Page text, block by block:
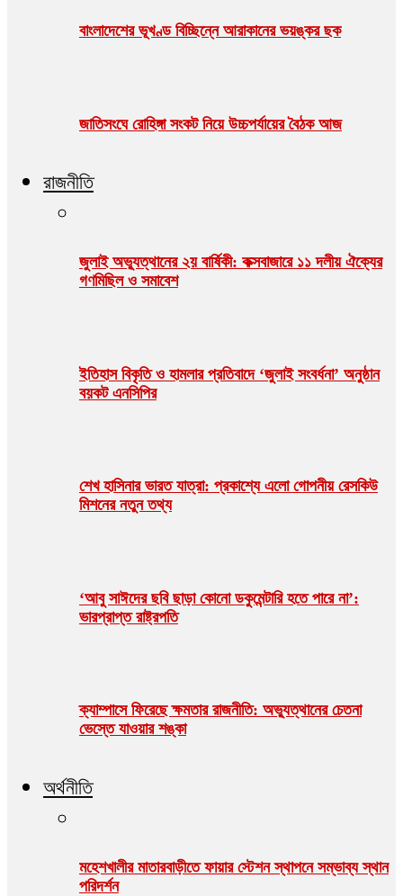
বাংলাদেশের ভূখণ্ড বিচ্ছিন্নে আরাকানের ভয়ঙ্কর ছক
জাতিসংঘে রোহিঙ্গা সংকট নিয়ে উচ্চপর্যায়ের বৈঠক আজ
রাজনীতি
জুলাই অভ্যুত্থানের ২য় বার্ষিকী: কক্সবাজারে ১১ দলীয় ঐক্যের
গণমিছিল ও সমাবেশ
ইতিহাস বিকৃতি ও হামলার প্রতিবাদে ‘জুলাই সংবর্ধনা’ অনুষ্ঠান
বয়কট এনসিপির
শেখ হাসিনার ভারত যাত্রা: প্রকাশ্যে এলো গোপনীয় রেসকিউ
মিশনের নতুন তথ্য
‘আবু সাঈদের ছবি ছাড়া কোনো ডকুমেন্টারি হতে পারে না’:
ভারপ্রাপ্ত রাষ্ট্রপতি
ক্যাম্পাসে ফিরেছে ক্ষমতার রাজনীতি: অভ্যুত্থানের চেতনা
ভেস্তে যাওয়ার শঙ্কা
অর্থনীতি
মহেশখালীর মাতারবাড়ীতে ফায়ার স্টেশন স্থাপনে সম্ভাব্য স্থান
পরিদর্শন